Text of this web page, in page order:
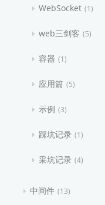
WebSocket 1
web三剑客 5
容器 1
应用篇 5
示例 3
踩坑记录 1
采坑记录 4
中间件 13